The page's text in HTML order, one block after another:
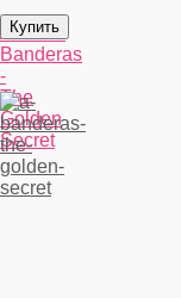
Antonio
Banderas
-
The
Golden
Secret